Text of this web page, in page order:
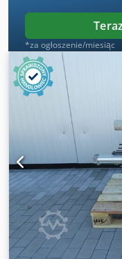
*za ogłoszenie/miesiąc